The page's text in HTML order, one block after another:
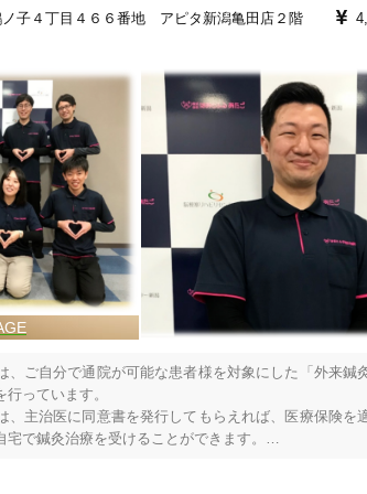
ノ子４丁目４６６番地 アピタ新潟亀田店２階
、ご自分で通院が可能な患者様を対象にした「外来
っています。
、主治医に同意書を発行してもらえれば、医療保険
で鍼灸治療を受けることができます。
間板ヘルニアなど）